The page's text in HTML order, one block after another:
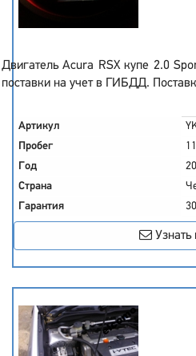
Двигатель Acura RSX купе 2.0
поставки на учет в ГИБДД.
Артикул
Пробег
Год
Страна
Гарантия
Узнать